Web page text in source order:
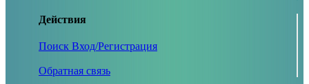
Действия
Поиск Вход/Регистрация
Обратная связь